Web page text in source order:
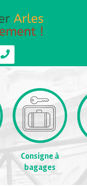
Consigne à
bagages